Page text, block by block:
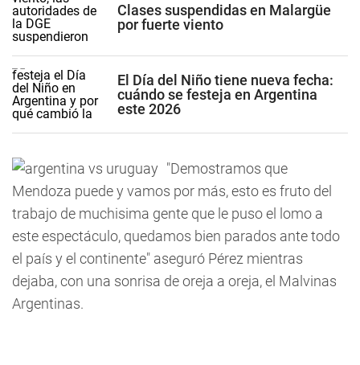
Clases suspendidas en Malargüe
por fuerte viento
El Día del Niño tiene nueva fecha:
cuándo se festeja en Argentina
este 2026
"Demostramos que
Mendoza puede y vamos por más, esto es fruto del
trabajo de muchisima gente que le puso el lomo a
este espectáculo, quedamos bien parados ante todo
el país y el continente" aseguró Pérez mientras
dejaba, con una sonrisa de oreja a oreja, el Malvinas
Argentinas.